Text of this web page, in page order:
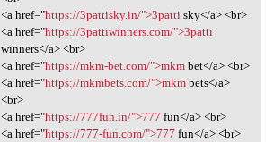
<a href="https://3pattisky.in/">3patti sky</a> <br>
<a href="https://3pattiwinners.com/">3patti
winners</a> <br>
<a href="https://mkm-bet.com/">mkmbet</a> <br>
<a href="https://mkmbets.com/">mkmbets</a>
<br>
<a href="https://777fun.in/">777 fun</a> <br>
<a href="https://777-fun.com/">777 fun</a> <br>